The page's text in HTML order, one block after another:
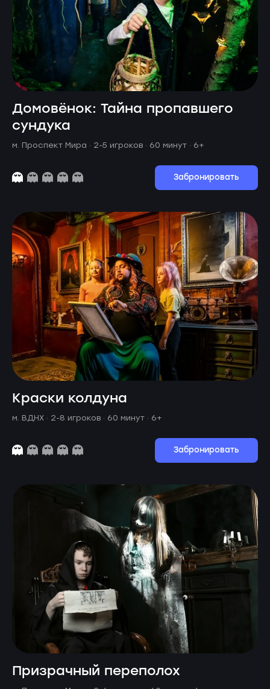
Домовёнок: Тайна пропавшего
сундука
м. Проспект Мира · 2-5 игроков · 60 минут · 6+
Забронировать
Краски колдуна
м. ВДНХ · 2-8 игроков · 60 минут · 6+
Забронировать
Призрачный переполох